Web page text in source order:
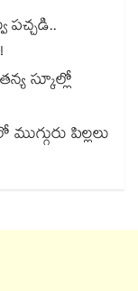
పచ్చడి..
స్కూల్లో
పిల్లలు